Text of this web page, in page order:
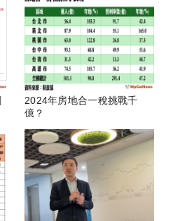
2024年房地合一稅挑戰千
億？